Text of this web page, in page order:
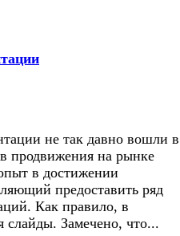
не так давно вошли в
продвижения на рынке
в достижении
предоставить ряд
Как правило, в
слайды. Замечено, что...